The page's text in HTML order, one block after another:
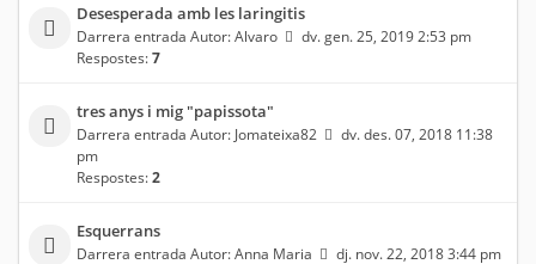
Desesperada amb les laringitis
Darrera entrada Autor:Alvaro
dv. gen. 25, 2019 2:53 pm
Respostes:7
tres anys i mig "papissota"
Darrera entrada Autor: Jomateixa82
dv. des. 07, 2018 11:38
pm
Respostes:2
Esquerrans
Darrera entrada Autor:Anna Maria dj. nov. 22, 2018 3:44 pm